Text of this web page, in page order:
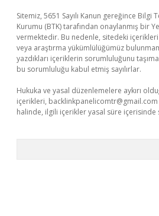
Sitemiz, 5651 Sayılı Kanun gereğince Bilgi
Kurumu (BTK) tarafından onaylanmış bir
vermektedir. Bu nedenle, sitedeki
veya araştırma yükümlülüğümüz
yazdıkları içeriklerin sorumluluğunu
bu sorumluluğu kabul etmiş sayılırlar.
Hukuka ve yasal düzenlemelere aykırı
içerikleri, backlinkpanelicomtr@gmail.com
halinde, ilgili içerikler yasal süre içerisinde